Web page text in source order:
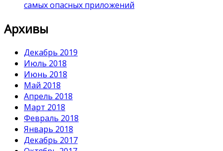
самых опасных приложений
Архивы
Декабрь 2019
Июль 2018
Июнь 2018
Май 2018
Апрель 2018
Март 2018
Февраль 2018
Январь 2018
Декабрь 2017